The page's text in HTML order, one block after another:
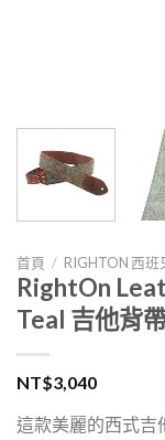
首頁 / RIGHTON 西班
RightOn
Teal 吉他背
NT$3,040
這款美麗的西式吉